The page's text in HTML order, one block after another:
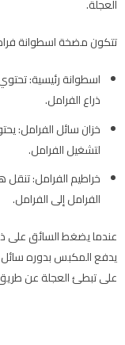
العجلة.
تتكون مضخة اسطوانة
اسطوانة رئيسية:
ذراع الفرامل.
خزان سائل الفرامل:
لتشغيل الفرامل.
خراطيم الفرامل:
الفرامل إلى الفرامل.
عندما يضغط السائق على
يدفع المكبس بدوره سائل
على تبطئ العجلة عن